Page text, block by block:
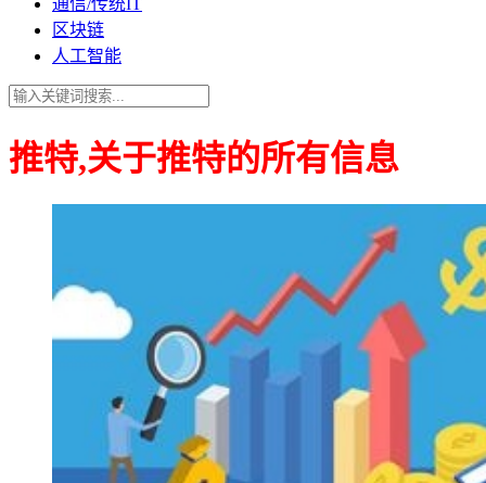
区块链
人工智能
推特,关于推特的所有信息